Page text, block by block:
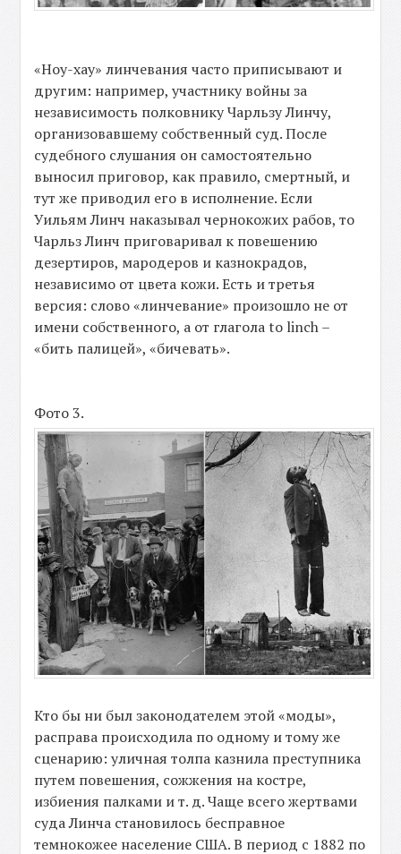
«Ноу-хау» линчевания часто приписывают и
другим: например, участнику войны за
независимость полковнику Чарльзу Линчу,
организовавшему собственный суд. После
судебного слушания он самостоятельно
выносил приговор, как правило, смертный, и
тут же приводил его в исполнение. Если
Уильям Линч наказывал чернокожих рабов, то
Чарльз Линч приговаривал к повешению
дезертиров, мародеров и казнокрадов,
независимо от цвета кожи. Есть и третья
версия: слово «линчевание» произошло не от
имени собственного, а от глагола to linch –
«бить палицей», «бичевать».
Фото 3.
Кто бы ни был законодателем этой «моды»,
расправа происходила по одному и тому же
сценарию: уличная толпа казнила преступника
путем повешения, сожжения на костре,
избиения палками и т. д. Чаще всего жертвами
суда Линча становилось бесправное
темнокожее население США. В период с 1882 по